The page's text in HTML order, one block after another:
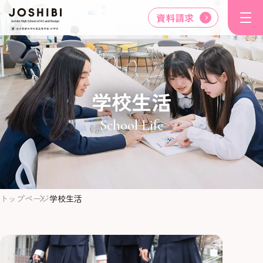
資料請求
学校生活
School Life
トップページ学校生活